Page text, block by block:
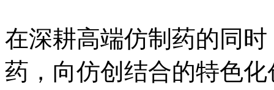
在深耕高端仿制药的同
药，向仿创结合的特色